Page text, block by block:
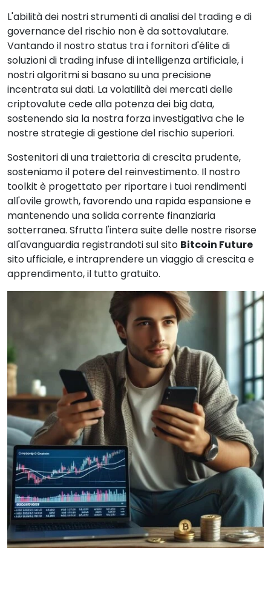
L'abilità dei nostri strumenti di analisi del trading e di
governance del rischio non è da sottovalutare.
Vantando il nostro status tra i fornitori d'élite di
soluzioni di trading infuse di intelligenza artificiale, i
nostri algoritmi si basano su una precisione
incentrata sui dati. La volatilità dei mercati delle
criptovalute cede alla potenza dei big data,
sostenendo sia la nostra forza investigativa che le
nostre strategie di gestione del rischio superiori.
Sostenitori di una traiettoria di crescita prudente,
sosteniamo il potere del reinvestimento. Il nostro
toolkit è progettato per riportare i tuoi rendimenti
all'ovile growth, favorendo una rapida espansione e
mantenendo una solida corrente finanziaria
sotterranea. Sfrutta l'intera suite delle nostre risorse
all'avanguardia registrandoti sul sito Bitcoin Future
sito ufficiale, e intraprendere un viaggio di crescita e
apprendimento, il tutto gratuito.